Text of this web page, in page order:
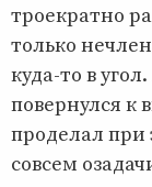
троекратно
только
куда-то в
повернулся к
проделал при
совсем